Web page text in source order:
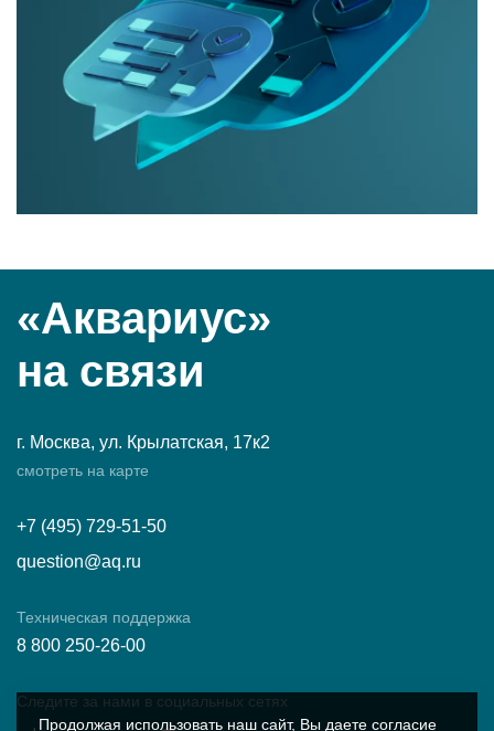
«Аквариус»
на связи
г. Москва, ул. Крылатская, 17к2
смотреть на карте
+7 (495) 729-51-50
question@aq.ru
Техническая поддержка
8 800 250-26-00
Следите за нами в социальных сетях
Продолжая использовать наш сайт, Вы даете согласие